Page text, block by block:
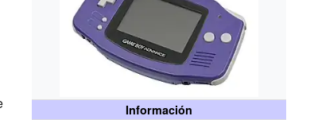
Información